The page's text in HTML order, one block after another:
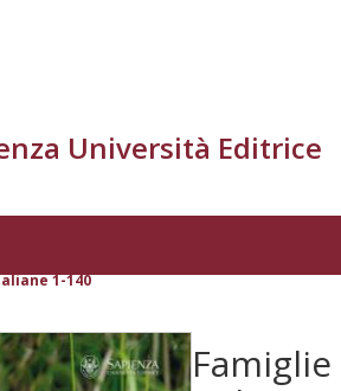
Università Editrice
1-140